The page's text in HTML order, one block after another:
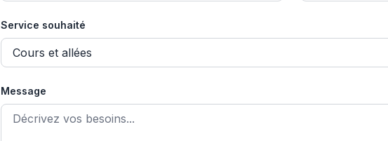
Service souhaité
Message